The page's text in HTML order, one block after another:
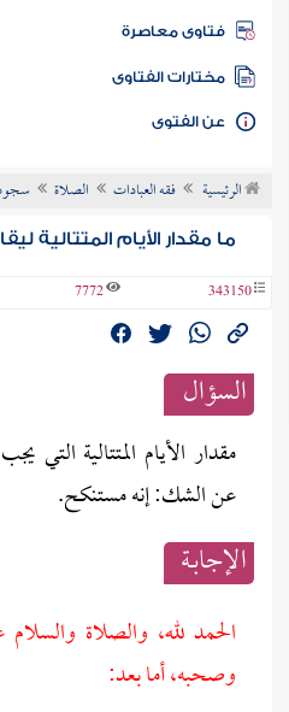
عرض موضوعي
فتاوى معاصرة
مختارات الفتاوى
الفتوى
الرئيسية فقه العبادات الصلاة
ما مقدار الأيام المتتالية
343150
7772
السؤال
مقدار الأيام المتتالية التي
عن الشك: إنه مستنكح.
الإجابــة
الحمد لله، والصلاة
وصحبه، أما بعد: